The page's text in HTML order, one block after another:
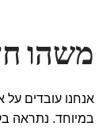
משהו
אנחנו עובדים
במיוחד. נתראה